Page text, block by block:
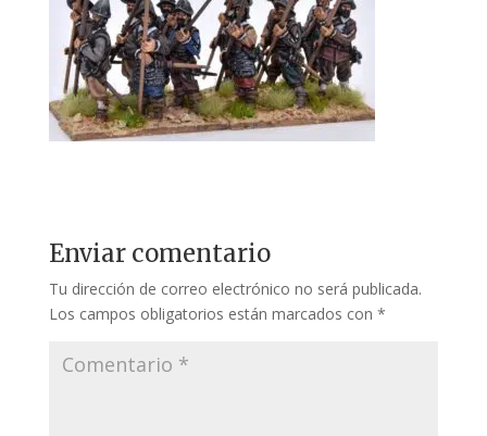
Enviar comentario
Tu dirección de correo electrónico no será publicada.
Los campos obligatorios están marcados con *